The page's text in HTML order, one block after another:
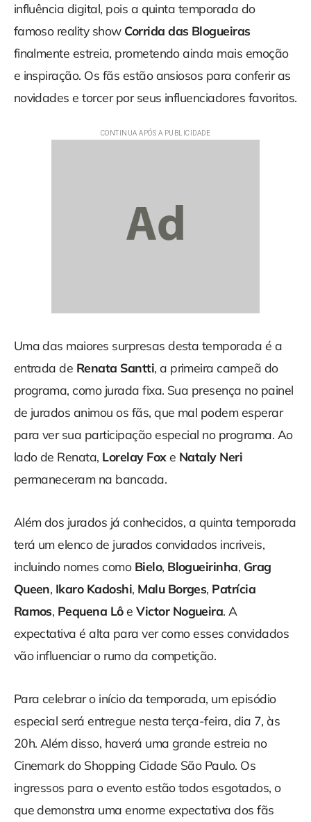
influência digital, pois a quinta temporada do
famoso reality show Corrida das Blogueiras
finalmente estreia, prometendo ainda mais emoção
e inspiração. Os fãs estão ansiosos para conferir as
novidades e torcer por seus influenciadores favoritos.
Uma das maiores surpresas desta temporada é a
entrada de Renata Santti, a primeira campeã do
programa, como jurada fixa. Sua presença no painel
de jurados animou os fãs, que mal podem esperar
para ver sua participação especial no programa. Ao
lado de Renata, Lorelay Foxe Nataly Neri
permaneceram na bancada.
Além dos jurados já conhecidos, a quinta temporada
terá um elenco de jurados convidados incriveis,
incluindo nomes como Bielo, Blogueirinha, Grag
Queen, Ikaro Kadoshi, Malu Borges, Patrícia
Ramos, Pequena LôeVictor Nogueira. A
expectativa é alta para ver como esses convidados
vão influenciar o rumo da competição.
Para celebrar o início da temporada, um episódio
especial será entregue nesta terça-feira, dia 7, às
20h. Além disso, haverá uma grande estreia no
Cinemark do Shopping Cidade São Paulo. Os
ingressos para o evento estão todos esgotados, o
que demonstra uma enorme expectativa dos fãs